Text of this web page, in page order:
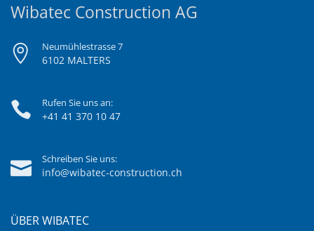
Wibatec Construction AG
Neumühlestrasse 7
6102 MALTERS
Rufen Sie uns an:
+41 41 370 10 47
Schreiben Sie uns:
info@wibatec-construction.ch
ÜBER WIBATEC